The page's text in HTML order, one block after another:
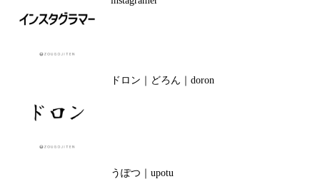
ドロン｜どろん｜doron
うぽつ｜upotu